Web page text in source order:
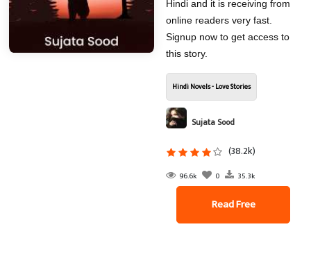
Hindi and it is receiving from
online readers very fast.
Signup now to get access to
this story.
Hindi Novels - Love Stories
Sujata Sood
(38.2k)
96.6k 0 35.3k
Read Free